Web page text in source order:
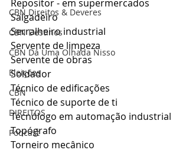
CBN Direitos & Deveres
CBN Destinos
CBN Dá Uma Olhada Nisso
Eleições
CBN
DIREITOS
Podcast
Repositor - em supermercados
Salgadeiro
Serralheiro industrial
Servente de limpeza
Servente de obras
Soldador
Técnico de edificações
Técnico de suporte de ti
Tecnólogo em automação industrial
Topógrafo
Torneiro mecânico